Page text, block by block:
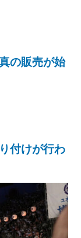
の販売が始
付けが行わ